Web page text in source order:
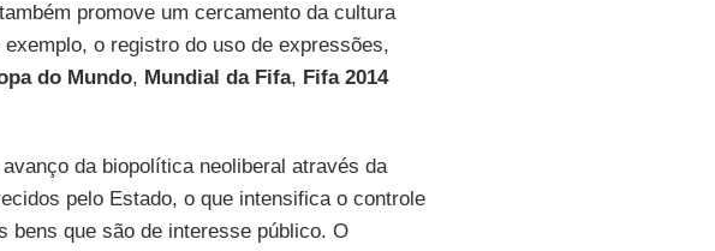
promove um cercamento da cultura
o registro do uso de expressões,
do Mundo, Mundial da Fifa, Fifa 2014
da biopolítica neoliberal através da
pelo Estado, o que intensifica o controle
bens que são de interesse público. O